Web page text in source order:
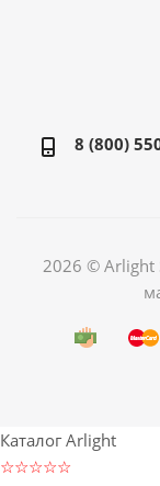
8 (800)
2026 © Arlight
Каталог Arlight
☆☆☆☆☆